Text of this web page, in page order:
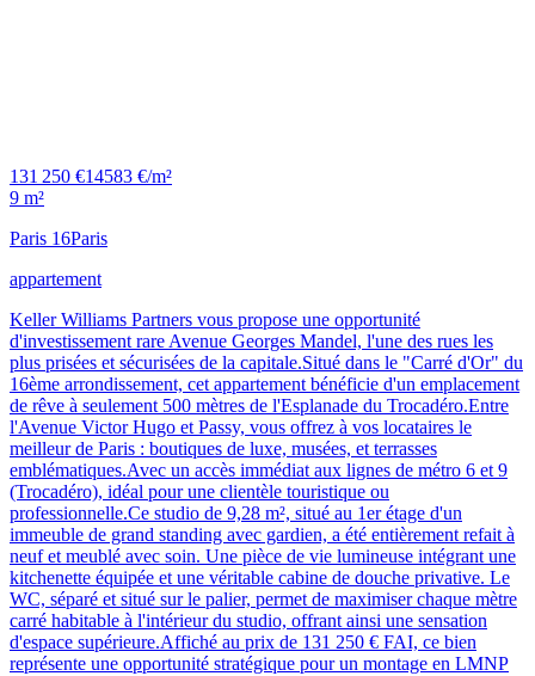
131 250 €14583 €/m²
9 m²
Paris 16Paris
appartement
Keller Williams Partners vous propose une opportunité
d'investissement rare Avenue Georges Mandel, l'une des rues les
plus prisées et sécurisées de la capitale.Situé dans le "Carré d'Or" du
16ème arrondissement, cet appartement bénéficie d'un emplacement
de rêve à seulement 500 mètres de l'Esplanade du Trocadéro.Entre
l'Avenue Victor Hugo et Passy, vous offrez à vos locataires le
meilleur de Paris : boutiques de luxe, musées, et terrasses
emblématiques.Avec un accès immédiat aux lignes de métro 6 et 9
(Trocadéro), idéal pour une clientèle touristique ou
professionnelle.Ce studio de 9,28 m², situé au 1er étage d'un
immeuble de grand standing avec gardien, a été entièrement refait à
neuf et meublé avec soin. Une pièce de vie lumineuse intégrant une
kitchenette équipée et une véritable cabine de douche privative. Le
WC, séparé et situé sur le palier, permet de maximiser chaque mètre
carré habitable à l'intérieur du studio, offrant ainsi une sensation
d'espace supérieure.Affiché au prix de 131 250 € FAI, ce bien
représente une opportunité stratégique pour un montage en LMNP